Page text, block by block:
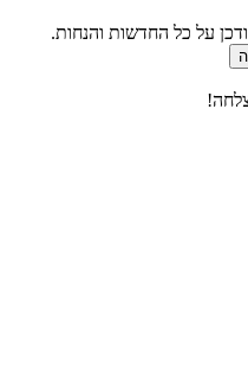
על כל החדשות והנחות.